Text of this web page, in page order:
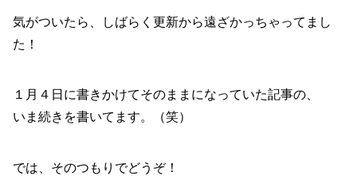
気がついたら、しばらく更新から遠ざかっちゃってまし
た！
１月４日に書きかけてそのままになっていた記事の、
いま続きを書いてます。（笑）
では、そのつもりでどうぞ！